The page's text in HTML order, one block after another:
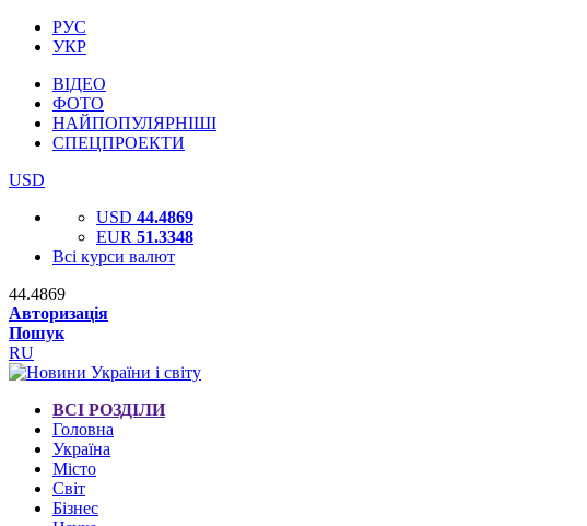
РУС
УКР
ВІДЕО
ФОТО
НАЙПОПУЛЯРНІШІ
СПЕЦПРОЕКТИ
USD
USD 44.4869
EUR 51.3348
Всі курси валют
44.4869
Авторизація
Пошук
RU
ВСІ РОЗДІЛИ
Головна
Україна
Місто
Світ
Бізнес